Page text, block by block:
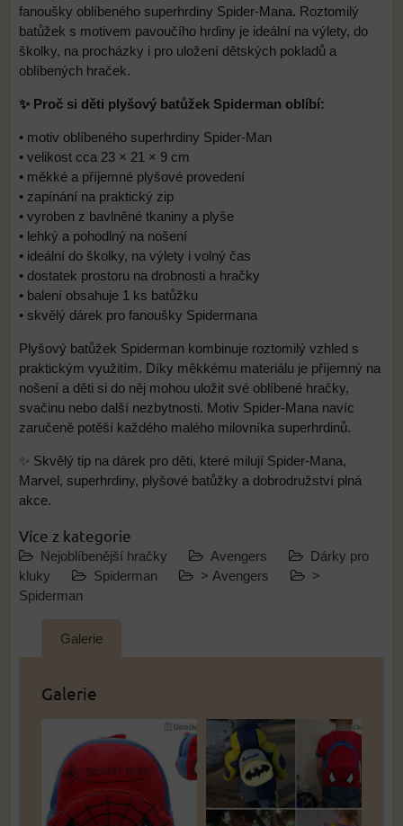
fanoušky oblíbeného superhrdiny Spider-Mana. Roztomilý
batůžek s motivem pavoučího hrdiny je ideální na výlety, do
školky, na procházky i pro uložení dětských pokladů a
oblíbených hraček.
✨ Proč si děti plyšový batůžek Spiderman oblíbí:
• motiv oblíbeného superhrdiny Spider-Man
• velikost cca 23 × 21 × 9 cm
• měkké a příjemné plyšové provedení
• zapínání na praktický zip
• vyroben z bavlněné tkaniny a plyše
• lehký a pohodlný na nošení
• ideální do školky, na výlety i volný čas
• dostatek prostoru na drobnosti a hračky
• balení obsahuje 1 ks batůžku
• skvělý dárek pro fanoušky Spidermana
Plyšový batůžek Spiderman kombinuje roztomilý vzhled s
praktickým využitím. Díky měkkému materiálu je příjemný na
nošení a děti si do něj mohou uložit své oblíbené hračky,
svačinu nebo další nezbytnosti. Motiv Spider-Mana navíc
zaručeně potěší každého malého milovníka superhrdinů.
✨ Skvělý tip na dárek pro děti, které milují Spider-Mana,
Marvel, superhrdiny, plyšové batůžky a dobrodružství plná
akce.
Více z kategorie
Nejoblíbenější hračky Avengers
Dárky pro
kluky
Spiderman > Avengers
>
Spiderman
Galerie
Galerie